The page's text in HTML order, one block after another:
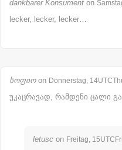
dankbarer Konsument on
lecker, lecker, lecker…
სოფიოon Donnerstag,
უკაცრავად, რამდენი ცალი
letusc on Freitag,